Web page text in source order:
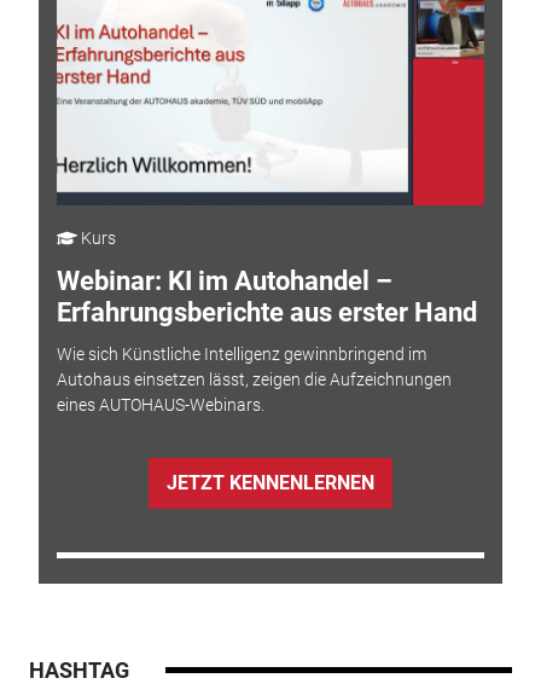
Kurs
Webinar: KI im Autohandel –
Erfahrungsberichte aus erster Hand
Wie sich Künstliche Intelligenz gewinnbringend im
Autohaus einsetzen lässt, zeigen die Aufzeichnungen
eines AUTOHAUS-Webinars.
JETZT KENNENLERNEN
HASHTAG